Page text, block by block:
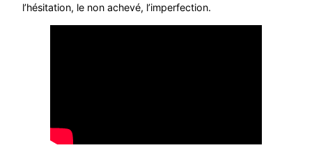
l’hésitation, le non achevé, l’imperfection.